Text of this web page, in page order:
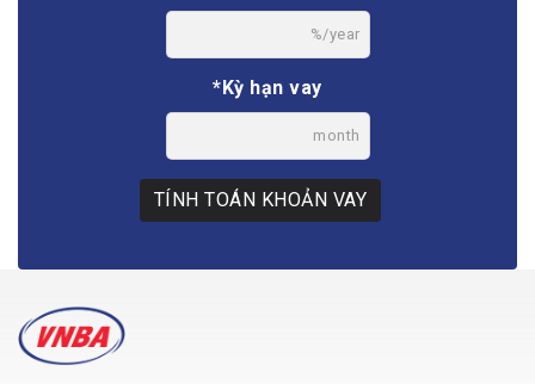
%/year
*Kỳ hạn vay
month
TÍNH TOÁN KHOẢN VAY